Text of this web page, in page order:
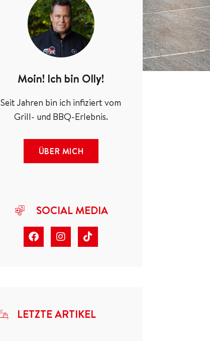
Moin! Ich bin Olly!
Seit Jahren bin ich infiziert vom
Grill- und BBQ-Erlebnis.
ÜBER MICH
SOCIAL MEDIA
LETZTE ARTIKEL